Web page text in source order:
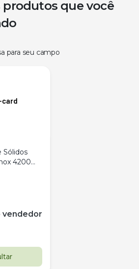
produtos que você
para seu campo
Sólidos
4200
vendedor